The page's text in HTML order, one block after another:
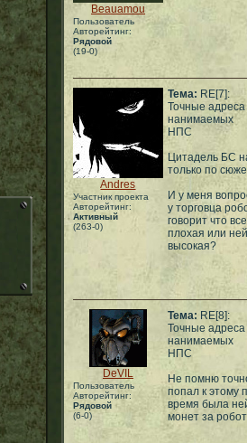
Beauamou
Пользователь
Авторейтинг:
Рядовой
(19-0)
Andres
Участник проекта
Авторейтинг:
Активный
(263-0)
Тема: RE[7]:
Точные адреса
нанимаемых
НПС
Цитадель БС
только по
И у меня
у торговца
говорит что
плохая или
высокая?
DeVIL
Пользователь
Авторейтинг:
Рядовой
(6-0)
Тема: RE[8]:
Точные адреса
нанимаемых
НПС
Не помню
попал к этому
время была
монет за